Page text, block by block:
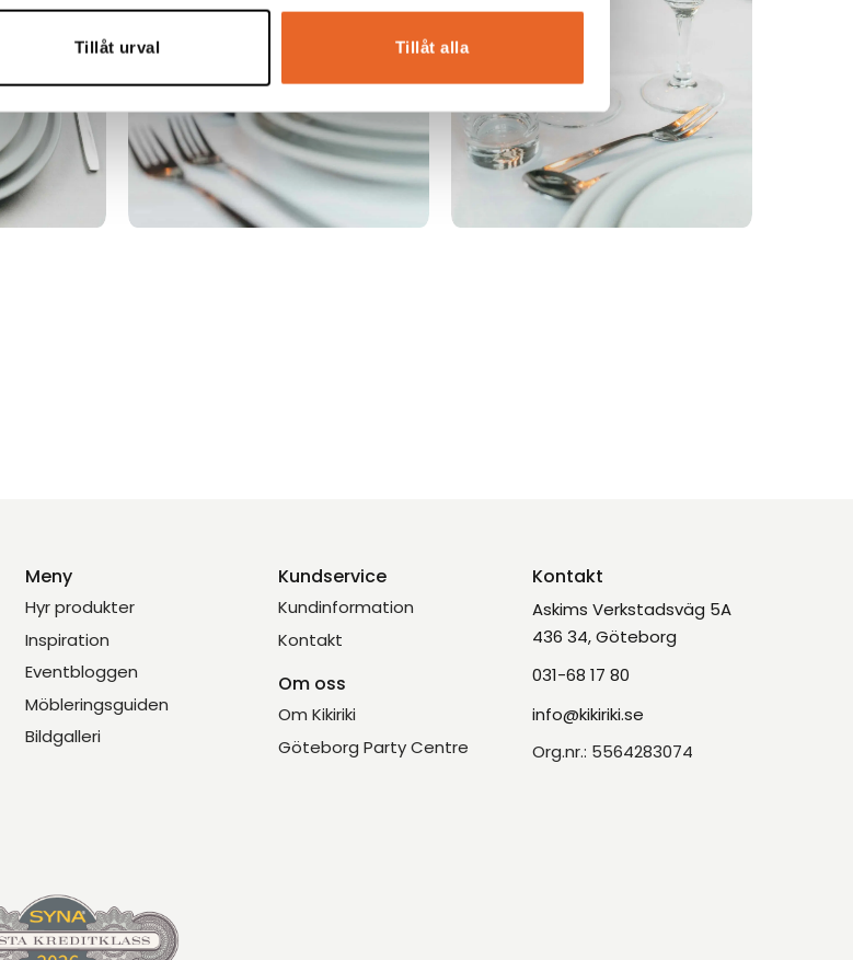
Tillåt urval Tillåt alla
Meny
Hyr produkter
Inspiration
Eventbloggen
Möbleringsguiden
Bildgalleri
Kundservice
Kundinformation
Kontakt
Om oss
Om Kikiriki
Göteborg Party Centre
Kontakt
Askims Verkstadsväg 5A
436 34, Göteborg
031-68 17 80
info@kikiriki.se
Org.nr.: 5564283074